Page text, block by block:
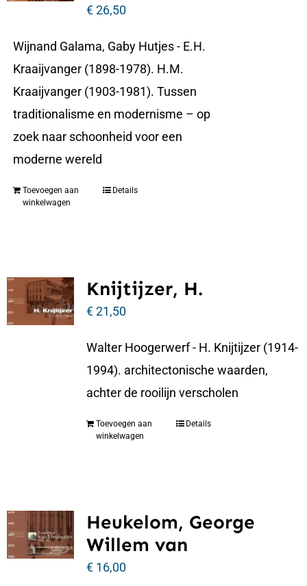
€26,50
Wijnand Galama, Gaby Hutjes - E.H.
Kraaijvanger (1898-1978). H.M.
Kraaijvanger (1903-1981). Tussen
traditionalisme en modernisme – op
zoek naar schoonheid voor een
moderne wereld
Toevoegen aan
winkelwagen
Details
Knijtijzer, H.
€21,50
Walter Hoogerwerf - H. Knijtijzer (1914-
1994). architectonische waarden,
achter de rooilijn verscholen
Toevoegen aan
winkelwagen
Details
Heukelom, George
Willem van
€16,00